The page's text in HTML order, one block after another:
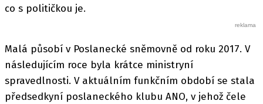
co s političkou je.
Malá působí v Poslanecké sněmovně od roku 2017. V
následujícím roce byla krátce ministryní
spravedlnosti. V aktuálním funkčním období se stala
předsedkyní poslaneckého klubu ANO, v jehož čele